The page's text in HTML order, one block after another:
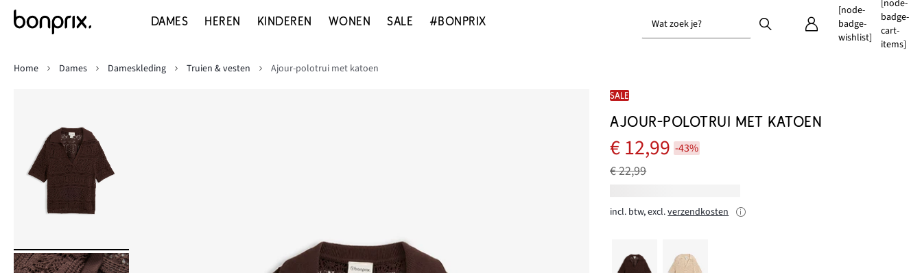
DAMES HEREN KINDEREN WONEN SALE #BONPRIX Wat zoek je?
[node-
badge-
wishlist]
[node-
badge-
cart-
items]
Home
Dames Dameskleding Truien & vesten Ajour-polotrui met katoen
SALE
AJOUR-POLOTRUI MET KATOEN
€ 12,99 -43%
€ 22,99
incl. btw, excl.verzendkosten